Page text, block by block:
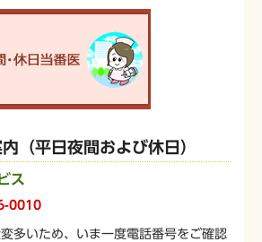
（平日夜間および休日）
ス
0010
多いため、いま一度電話番号をご確認